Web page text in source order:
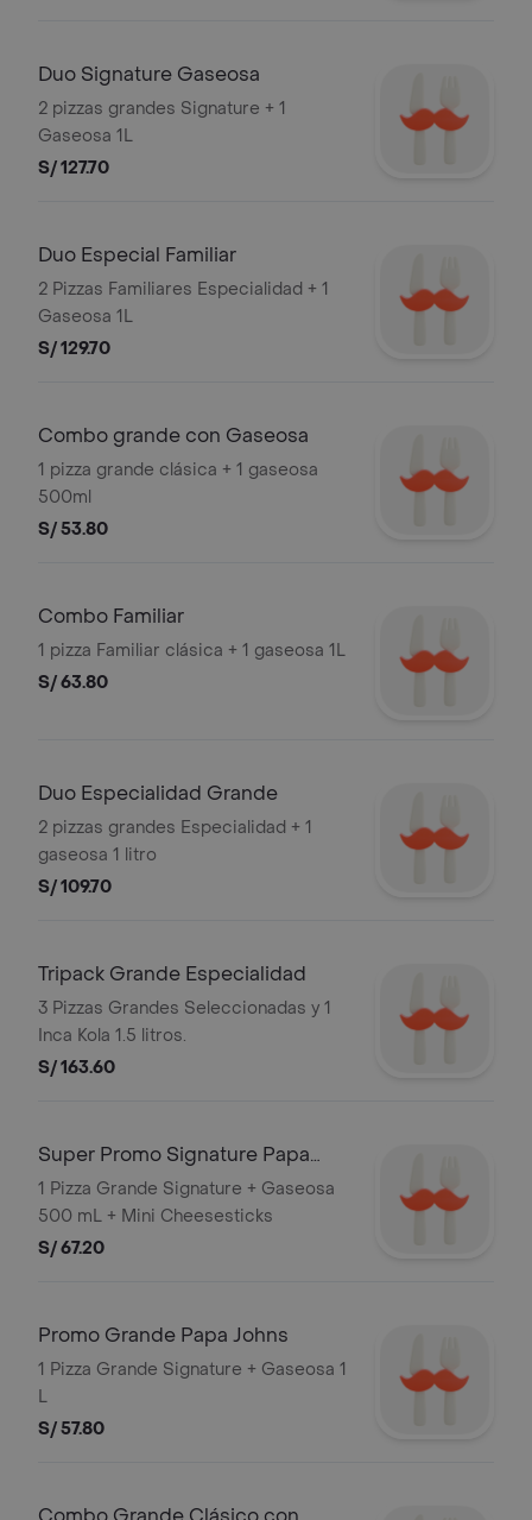
Duo Signature Gaseosa
2 pizzas grandes Signature + 1
Gaseosa 1L
S/ 127.70
Duo Especial Familiar
2 Pizzas Familiares Especialidad + 1
Gaseosa 1L
S/ 129.70
Combo grande con Gaseosa
1 pizza grande clásica + 1 gaseosa
500ml
S/ 53.80
Combo Familiar
1 pizza Familiar clásica + 1 gaseosa 1L
S/ 63.80
Duo Especialidad Grande
2 pizzas grandes Especialidad + 1
gaseosa 1 litro
S/ 109.70
Tripack Grande Especialidad
3 Pizzas Grandes Seleccionadas y 1
Inca Kola 1.5 litros.
S/ 163.60
Super Promo Signature Papa
Johns
1 Pizza Grande Signature + Gaseosa
500 mL + Mini Cheesesticks
S/ 67.20
Promo Grande Papa Johns
1 Pizza Grande Signature + Gaseosa 1
L
S/ 57.80